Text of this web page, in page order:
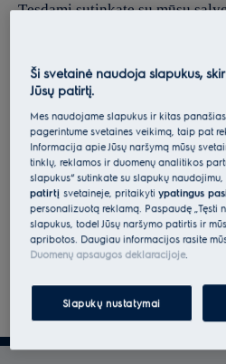
Tęsdami sutinkate su mūsų
asmens duomenis, peržiūrėkite
deklaraciją.
Ši svetainė naudoja slapukus,
Jūsų patirtį.
Mes naudojame slapukus ir kitas
pagerintume svetainės veikimą, taip pat
Informacija apie Jūsų naršymą mūsų
tinklų, reklamos ir duomenų analitikos
slapukus“ sutinkate su slapukų
patirtįsvetainėje, pritaikytiypatingus
personalizuotą reklamą. Paspaudę „Tęsti
slapukus, todėl Jūsų naršymo patirtis ir
apribotos. Daugiau informacijos rasite
Duomenų apsaugos deklaracijoje.
Slapukų nustatymai